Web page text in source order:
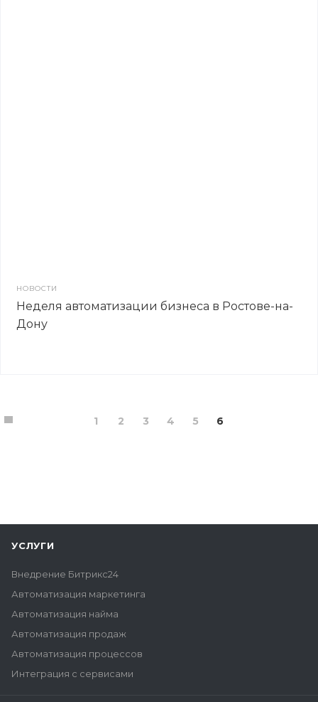
НОВОСТИ
Неделя автоматизации бизнеса в Ростове-на-
Дону
1 2 3 4 5 6
УСЛУГИ
Внедрение Битрикс24
Автоматизация маркетинга
Автоматизация найма
Автоматизация продаж
Автоматизация процессов
Интеграция с сервисами